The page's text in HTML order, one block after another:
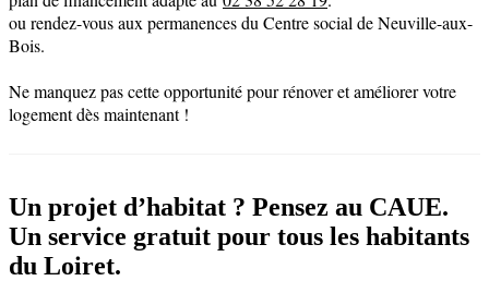
ou rendez-vous aux permanences du Centre social de Neuville-aux-
Bois.
Ne manquez pas cette opportunité pour rénover et améliorer votre
logement dès maintenant !
Un projet d’habitat ? Pensez au CAUE.
Un service gratuit pour tous les habitants
du Loiret.